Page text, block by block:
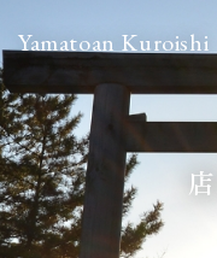
Yamatoan Kuroishi